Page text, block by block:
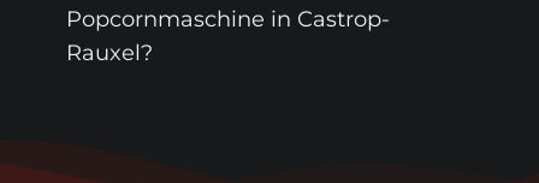
Popcornmaschine in Castrop-
Rauxel?